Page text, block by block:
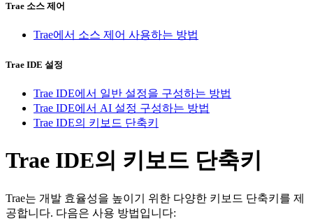
Trae 소스 제어
Trae에서 소스 제어 사용하는 방법
Trae IDE 설정
Trae IDE에서 일반 설정을 구성하는 방법
Trae IDE에서 AI 설정 구성하는 방법
Trae IDE의 키보드 단축키
Trae IDE의 키보드 단축키
Trae는 개발 효율성을 높이기 위한 다양한 키보드 단축키를 제
공합니다. 다음은 사용 방법입니다: